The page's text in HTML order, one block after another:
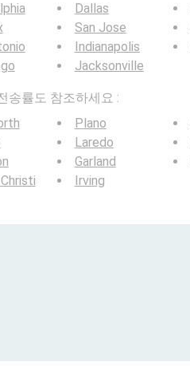
Dallas
San Jose
Indianapolis
Jacksonville
송률도 참조하세요 :
Plano
Laredo
Garland
Irving